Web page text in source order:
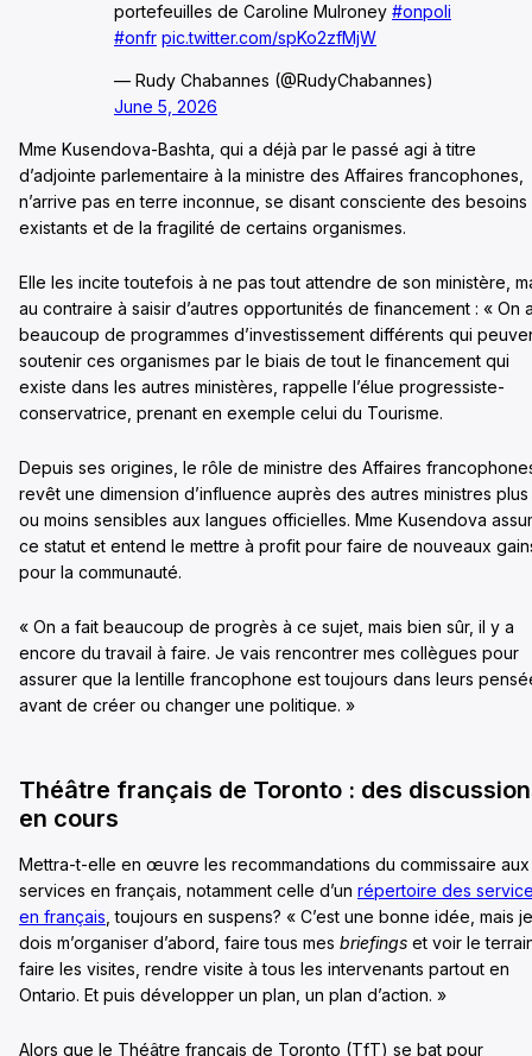
portefeuilles de Caroline Mulroney #onpoli
#onfr pic.twitter.com/spKo2zfMjW
— Rudy Chabannes (@RudyChabannes)
June 5, 2026
Mme Kusendova-Bashta, qui a déjà par le passé agi à titre
d’adjointe parlementaire à la ministre des Affaires francophones,
n’arrive pas en terre inconnue, se disant consciente des besoins
existants et de la fragilité de certains organismes.
Elle les incite toutefois à ne pas tout attendre de son ministère,
au contraire à saisir d’autres opportunités de financement : « On
beaucoup de programmes d’investissement différents qui
soutenir ces organismes par le biais de tout le financement qui
existe dans les autres ministères, rappelle l’élue progressiste-
conservatrice, prenant en exemple celui du Tourisme.
Depuis ses origines, le rôle de ministre des Affaires
revêt une dimension d’influence auprès des autres ministres plus
ou moins sensibles aux langues officielles. Mme Kusendova
ce statut et entend le mettre à profit pour faire de nouveaux
pour la communauté.
« On a fait beaucoup de progrès à ce sujet, mais bien sûr, il y a
encore du travail à faire. Je vais rencontrer mes collègues pour
assurer que la lentille francophone est toujours dans leurs
avant de créer ou changer une politique. »
Théâtre français de Toronto : des
en cours
Mettra-t-elle en œuvre les recommandations du commissaire aux
services en français, notamment celle d’un répertoire des
en français , toujours en suspens? « C’est une bonne idée, mais je
dois m’organiser d’abord, faire tous mes briefings et voir le
faire les visites, rendre visite à tous les intervenants partout en
Ontario. Et puis développer un plan, un plan d’action. »
Alors que le Théâtre français de Toronto (TfT) se bat pour